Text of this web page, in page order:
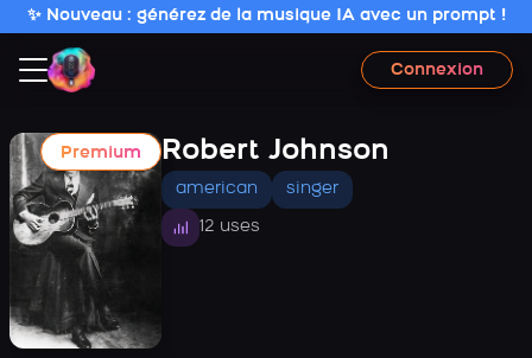
✨ Nouveau : générez de la musique IA avec un prompt !
Connexion
Premium Robert Johnson
american singer
12 uses